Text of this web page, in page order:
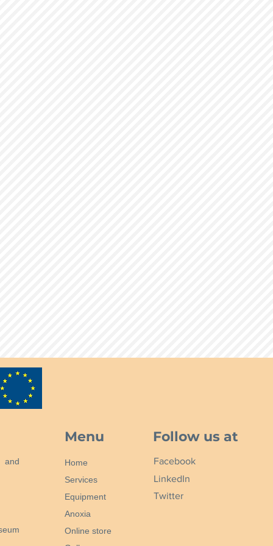
and
Menu
Home
Services
Equipment
Anoxia
Online store
Follow us at
Facebook
LinkedIn
Twitter